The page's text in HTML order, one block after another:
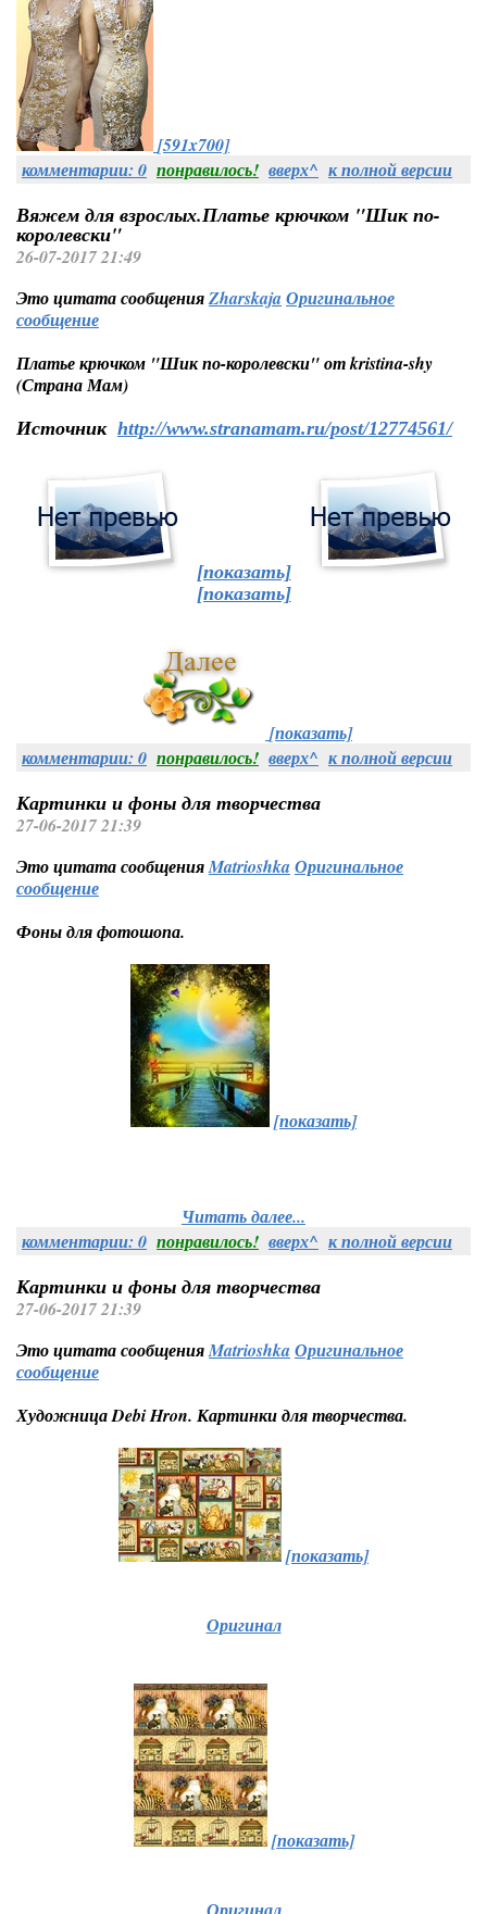
[591x700]
комментарии: 0 понравилось! вверх^ к полной версии
Вяжем для взрослых.Платье крючком "Шик по-
королевски"
26-07-2017 21:49
Это цитата сообщенияZharskajaОригинальное
сообщение
Платье крючком "Шик по-королевски" от kristina-shy
(Страна Мам)
Источник http://www.stranamam.ru/post/12774561/
[показать]
[показать]
[показать]
комментарии: 0 понравилось! вверх^ к полной версии
Картинки и фоны для творчества
27-06-2017 21:39
Это цитата сообщенияMatrioshkaОригинальное
сообщение
Фоны для фотошопа.
[показать]
Читать далее...
комментарии: 0 понравилось! вверх^ к полной версии
Картинки и фоны для творчества
27-06-2017 21:39
Это цитата сообщенияMatrioshkaОригинальное
сообщение
Художница Debi Hron. Картинки для творчества.
[показать]
Оригинал
[показать]